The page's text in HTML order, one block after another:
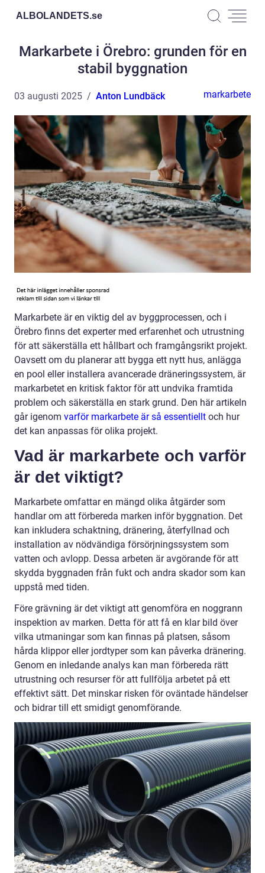
ALBOLANDETS.se
Markarbete i Örebro: grunden för en
stabil byggnation
03 augusti 2025 Anton Lundbäck markarbete
Markarbete är en viktig del av byggprocessen, och i
Örebro finns det experter med erfarenhet och utrustning
för att säkerställa ett hållbart och framgångsrikt projekt.
Oavsett om du planerar att bygga ett nytt hus, anlägga
en pool eller installera avancerade dräneringssystem, är
markarbetet en kritisk faktor för att undvika framtida
problem och säkerställa en stark grund. Den här artikeln
går igenom varför markarbete är så essentiellt och hur
det kan anpassas för olika projekt.
Vad är markarbete och varför
är det viktigt?
Markarbete omfattar en mängd olika åtgärder som
handlar om att förbereda marken inför byggnation. Det
kan inkludera schaktning, dränering, återfyllnad och
installation av nödvändiga försörjningssystem som
vatten och avlopp. Dessa arbeten är avgörande för att
skydda byggnaden från fukt och andra skador som kan
uppstå med tiden.
Före grävning är det viktigt att genomföra en noggrann
inspektion av marken. Detta för att få en klar bild över
vilka utmaningar som kan finnas på platsen, såsom
hårda klippor eller jordtyper som kan påverka dränering.
Genom en inledande analys kan man förbereda rätt
utrustning och resurser för att fullfölja arbetet på ett
effektivt sätt. Det minskar risken för oväntade händelser
och bidrar till ett smidigt genomförande.